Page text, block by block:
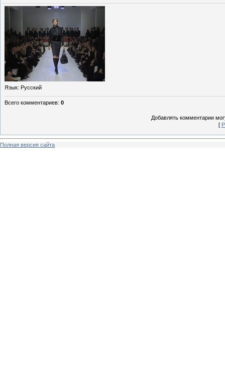
Язык: Русский
Всего комментариев: 0
Добавлять комментарии
[
Полная версия сайта